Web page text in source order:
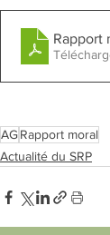
Rapport
AGRapport moral
Actualité du SRP